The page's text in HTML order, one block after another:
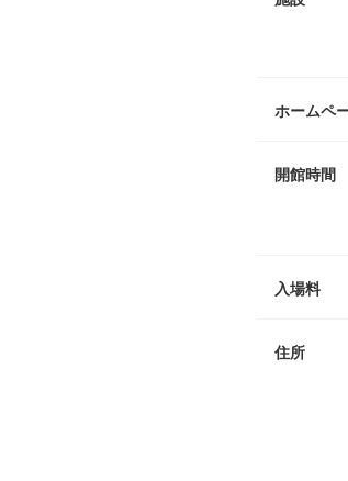
ホームペ
開館時間
入場料
住所